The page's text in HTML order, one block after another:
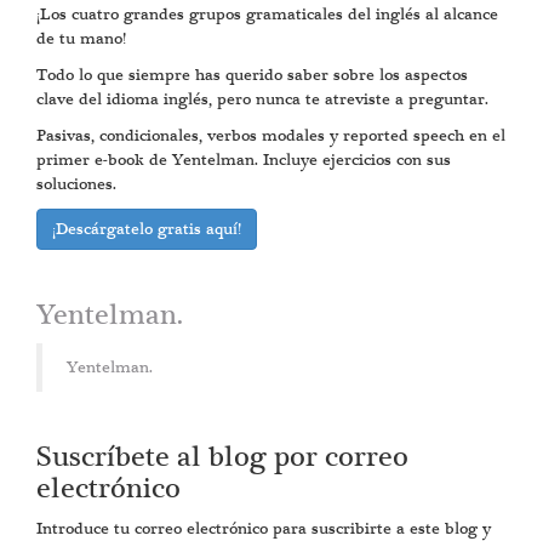
¡Los cuatro grandes grupos gramaticales del inglés al alcance
de tu mano!
Todo lo que siempre has querido saber sobre los aspectos
clave del idioma inglés, pero nunca te atreviste a preguntar.
Pasivas, condicionales, verbos modales y reported speech en el
primer e-book de Yentelman. Incluye ejercicios con sus
soluciones.
¡Descárgatelo gratis aquí!
Yentelman.
Yentelman.
Suscríbete al blog por correo
electrónico
Introduce tu correo electrónico para suscribirte a este blog y